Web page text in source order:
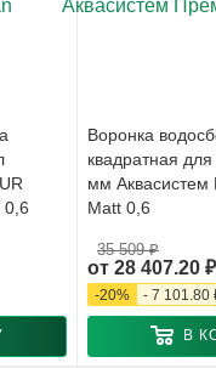
0,6
Воронка
квадратная
мм
Matt 0,6
от 28 407.20
35 509 ₽
-20% - 7 101.80
В